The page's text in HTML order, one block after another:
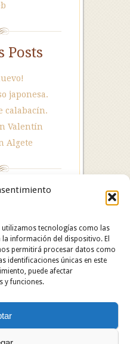
utilizamos tecnologías como las
información del dispositivo. El
permitirá procesar datos como
identificaciones únicas en este
puede afectar
y funciones.
Posts
japonesa.
calabacín.
Valentín
Algete
C/ San Roque, 25.
91 628 29 05 /
Asador Algete.